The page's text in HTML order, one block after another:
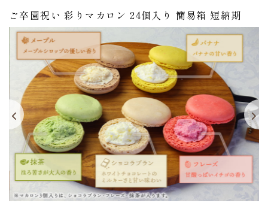
ご卒園祝い 彩りマカロン 24個入り 簡易箱 短納期